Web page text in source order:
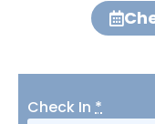
Check In *